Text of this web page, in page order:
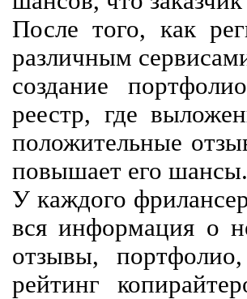
После того, как
различным
создание
реестр, где
положительные
повышает его шансы.
У каждого
вся информация о
отзывы,
рейтинг